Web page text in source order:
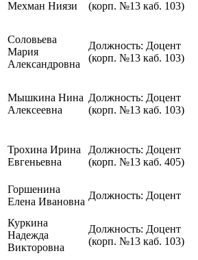
Мехман Ниязи
(корп. №13 каб. 103)
Соловьева
Мария
Александровна
Должность: Доцент
(корп. №13 каб. 103)
Мышкина Нина
Алексеевна
Должность: Доцент
(корп. №13 каб. 103)
Трохина Ирина
Евгеньевна
Должность: Доцент
(корп. №13 каб. 405)
Горшенина
Елена Ивановна
Должность: Доцент
Куркина
Надежда
Викторовна
Должность: Доцент
(корп. №13 каб. 103)